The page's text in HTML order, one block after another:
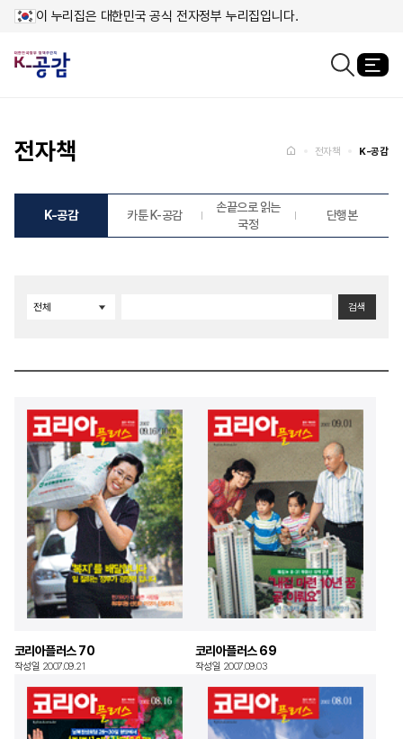
이 누리집은 대한민국 공식 전자정부 누리집입니다.
전자책 전자책 K-공감
K-공감 카툰 K-공감
손끝으로 읽는
국정
단행본
검색
코리아플러스 70
작성일 2007.09.21
코리아플러스 69
작성일 2007.09.03